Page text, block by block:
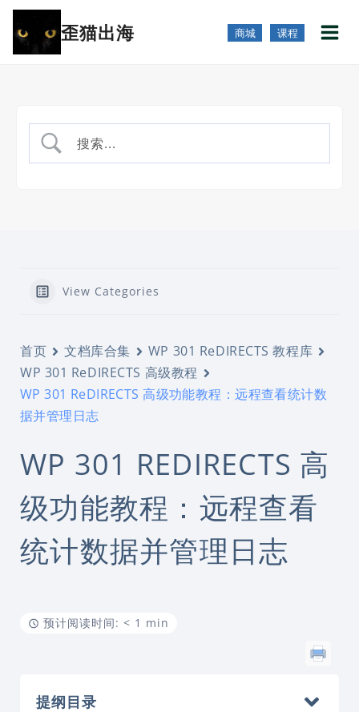
歪猫出海 商城 课程
View Categories
首页 文档库合集
WP 301 ReDIRECTS 教程库
WP 301 ReDIRECTS 高级教程
WP 301 ReDIRECTS 高级功能教程：远程查看统计数
据并管理日志
WP 301 REDIRECTS 高
级功能教程：远程查看
统计数据并管理日志
预计阅读时间: < 1 min
提纲目录